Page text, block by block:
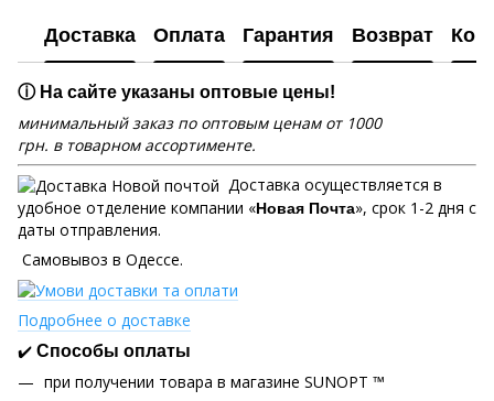
Доставка Оплата Гарантия Возврат
ⓘ На сайте указаны оптовые цены!
минимальный заказ по оптовым ценам от 1000
грн. в товарном ассортименте.
Доставка осуществляется в
удобное отделение компании «Новая Почта», срок 1-2 дня с
даты отправления.
Самовывоз в Одессе.
Подробнее о доставке
✔️ Способы оплаты
при получении товара в магазине SUNOPT ™